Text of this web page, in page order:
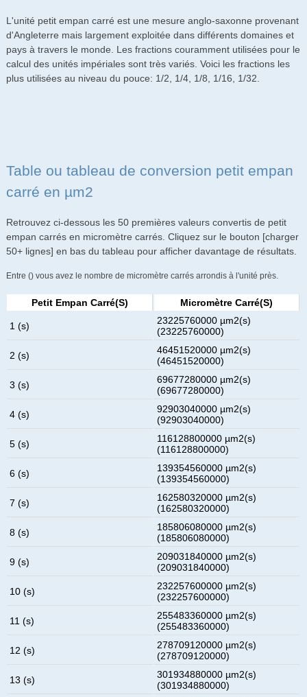
L'unité petit empan carré est une mesure anglo-saxonne provenant
d'Angleterre mais largement exploitée dans différents domaines et
pays à travers le monde. Les fractions couramment utilisées pour le
calcul des unités impériales sont très variés. Voici les fractions les
plus utilisées au niveau du pouce: 1/2, 1/4, 1/8, 1/16, 1/32.
Table ou tableau de conversion petit empan
carré en µm2
Retrouvez ci-dessous les 50 premières valeurs convertis de petit
empan carrés en micromètre carrés. Cliquez sur le bouton [charger
50+ lignes] en bas du tableau pour afficher davantage de résultats.
Entre () vous avez le nombre de micromètre carrés arrondis à l'unité près.
Petit Empan Carré(s) Micromètre Carré(s)
1 (s)
23225760000 µm2(s)
(23225760000)
2 (s)
46451520000 µm2(s)
(46451520000)
3 (s)
69677280000 µm2(s)
(69677280000)
4 (s)
92903040000 µm2(s)
(92903040000)
5 (s)
116128800000 µm2(s)
(116128800000)
6 (s)
139354560000 µm2(s)
(139354560000)
7 (s)
162580320000 µm2(s)
(162580320000)
8 (s)
185806080000 µm2(s)
(185806080000)
9 (s)
209031840000 µm2(s)
(209031840000)
10 (s)
232257600000 µm2(s)
(232257600000)
11 (s)
255483360000 µm2(s)
(255483360000)
12 (s)
278709120000 µm2(s)
(278709120000)
13 (s)
301934880000 µm2(s)
(301934880000)